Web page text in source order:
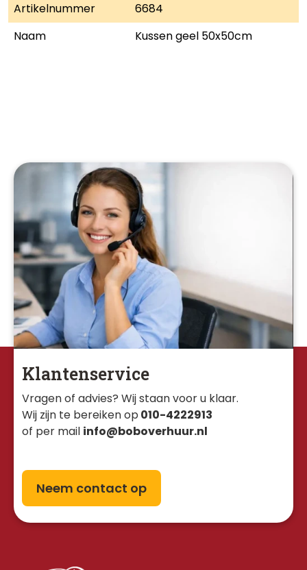
Artikelnummer
6684
Naam
Kussen geel 50x50cm
Klantenservice
Vragen of advies? Wij staan voor u klaar.
Wij zijn te bereiken op 010-4222913
of per mail info@boboverhuur.nl
Neem contact op